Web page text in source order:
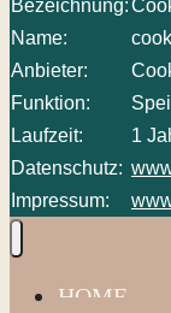
Bezeichnung:
Name:
Anbieter:
Funktion:
Laufzeit:
1
Datenschutz:
Impressum:
HOME